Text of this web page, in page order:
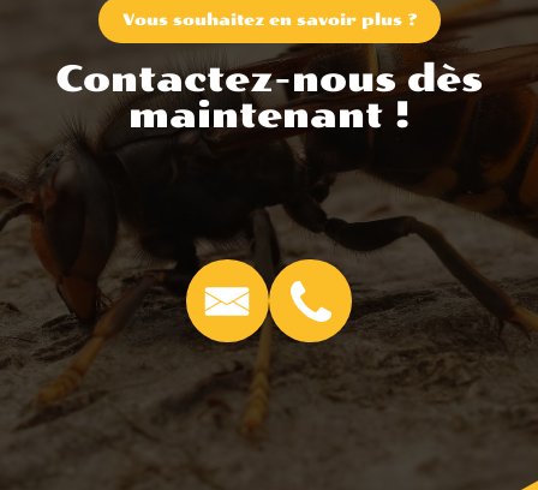
Vous souhaitez en savoir plus ?
Contactez-nous dès
maintenant !